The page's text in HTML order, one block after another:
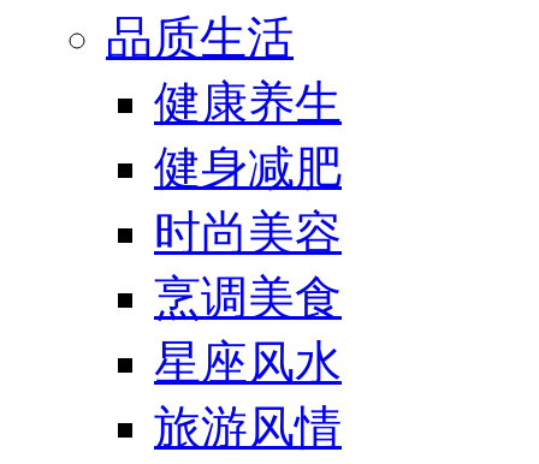
品质生活
健康养生
健身减肥
时尚美容
烹调美食
星座风水
旅游风情